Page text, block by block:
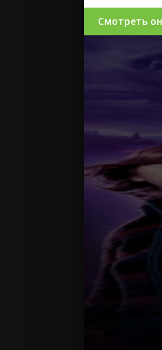
Смотреть